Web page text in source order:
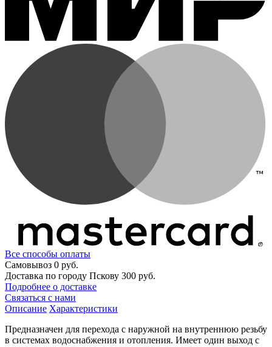
Все способы оплаты
Самовывоз 0 руб.
Доставка по городу Пскову 300 руб.
Подробнее о доставке
Связаться с нами
Описание Характеристики
Предназначен для перехода с наружной на внутреннюю резьбу
в системах водоснабжения и отопления. Имеет один выход с